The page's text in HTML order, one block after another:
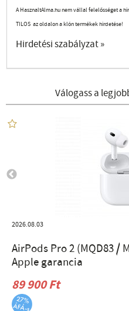
A HasznaltAlma.hu nem vállal felelősséget a
TILOS az oldalon a klón termékek hirdetése!
Hirdetési szabályzat »
Válogass a
2026.08.03
AirPods Pro 2 (MQD83 /
Apple garancia
89 900 Ft